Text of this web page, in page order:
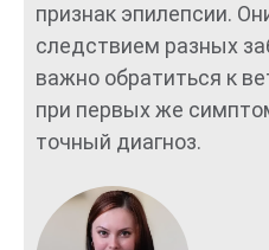
признак эпилепсии.
следствием разных
важно обратиться к
при первых же
точный диагноз.